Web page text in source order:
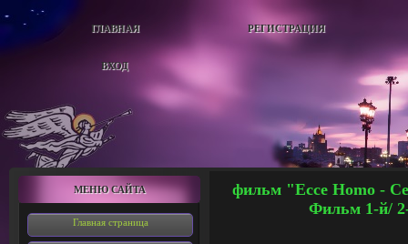
ГЛАВНАЯ РЕГИСТРАЦИЯ
ВХОД
МЕНЮ САЙТА
Главная страница
фильм "Ecce Homo -
Фильм 1-й/